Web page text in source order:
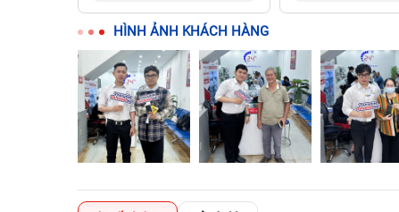
HÌNH ẢNH KHÁCH HÀNG